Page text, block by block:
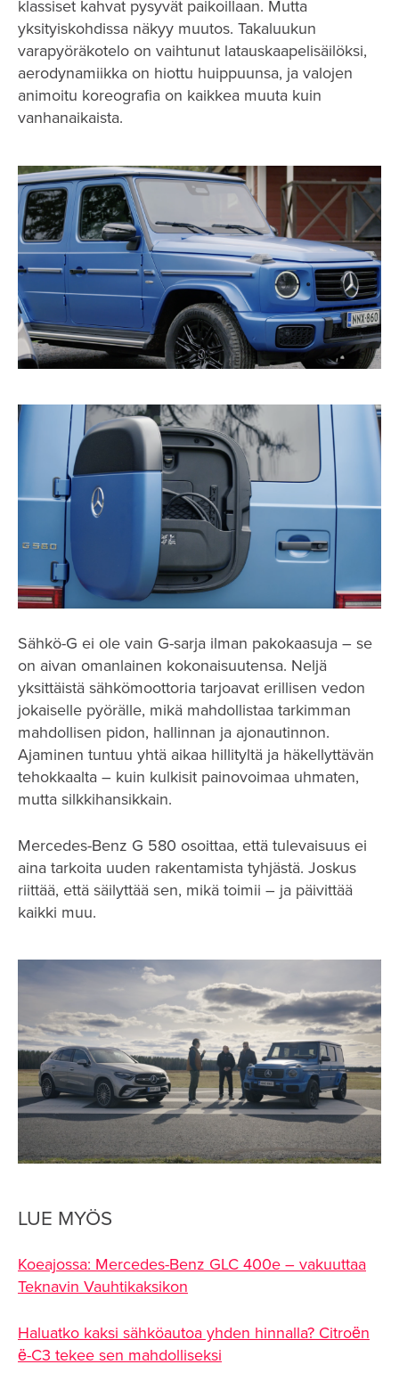
klassiset kahvat pysyvät paikoillaan. Mutta
yksityiskohdissa näkyy muutos. Takaluukun
varapyöräkotelo on vaihtunut latauskaapelisäilöksi,
aerodynamiikka on hiottu huippuunsa, ja valojen
animoitu koreografia on kaikkea muuta kuin
vanhanaikaista.
Sähkö-G ei ole vain G-sarja ilman pakokaasuja – se
on aivan omanlainen kokonaisuutensa. Neljä
yksittäistä sähkömoottoria tarjoavat erillisen vedon
jokaiselle pyörälle, mikä mahdollistaa tarkimman
mahdollisen pidon, hallinnan ja ajonautinnon.
Ajaminen tuntuu yhtä aikaa hillityltä ja häkellyttävän
tehokkaalta – kuin kulkisit painovoimaa uhmaten,
mutta silkkihansikkain.
Mercedes-Benz G 580 osoittaa, että tulevaisuus ei
aina tarkoita uuden rakentamista tyhjästä. Joskus
riittää, että säilyttää sen, mikä toimii – ja päivittää
kaikki muu.
LUE MYÖS
Koeajossa: Mercedes-Benz GLC 400e – vakuuttaa
Teknavin Vauhtikaksikon
Haluatko kaksi sähköautoa yhden hinnalla? Citroën
ë-C3 tekee sen mahdolliseksi